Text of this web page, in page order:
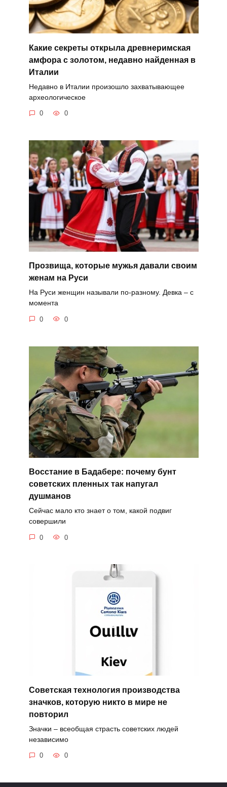
Какие секреты открыла древнеримская
амфора с золотом, недавно найденная в
Италии
Недавно в Италии произошло захватывающее
археологическое
0 0
Прозвища, которые мужья давали своим
женам на Руси
На Руси женщин называли по-разному. Девка – с
момента
0 0
Восстание в Бадабере: почему бунт
советских пленных так напугал
душманов
Сейчас мало кто знает о том, какой подвиг
совершили
0 0
Советская технология производства
значков, которую никто в мире не
повторил
Значки – всеобщая страсть советских людей
независимо
0 0